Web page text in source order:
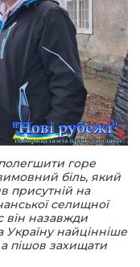
горе
біль, який
присутній на
селищної
назавжди
Україну найцінніше
пішов захищати